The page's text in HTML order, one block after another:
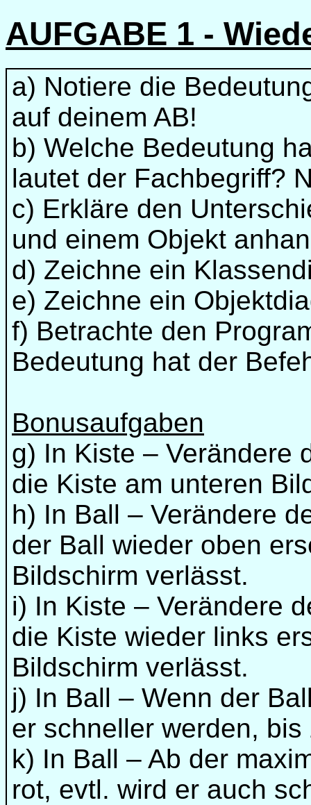
AUFGABE 1 -
a) Notiere die
auf deinem AB!
b) Welche Bedeutung
lautet der Fachbegriff?
c) Erkläre den
und einem Objekt
d) Zeichne ein
e) Zeichne ein
f) Betrachte den
Bedeutung hat der
Bonusaufgaben
g) In Kiste – Verändere
die Kiste am unteren
h) In Ball – Verändere
der Ball wieder oben
Bildschirm verlässt.
i) In Kiste – Verändere
die Kiste wieder links
Bildschirm verlässt.
j) In Ball – Wenn der
er schneller werden,
k) In Ball – Ab der
rot, evtl. wird er auch